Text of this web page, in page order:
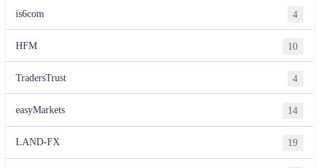
is6com 4
HFM 10
TradersTrust 4
easyMarkets 14
LAND-FX 19